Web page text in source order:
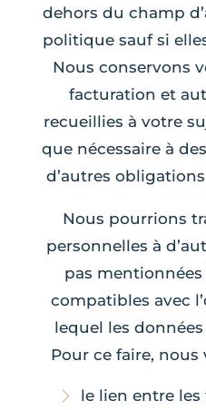
dehors du champ
politique sauf si
Nous conservons
facturation et
recueillies à votre
que nécessaire à
d’autres
Nous pourrions
personnelles à
pas
compatibles avec
lequel les
Pour ce faire, nous
le lien entre